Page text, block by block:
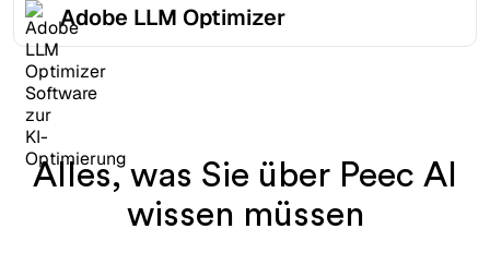
Adobe LLM Optimizer
Alles, was Sie über Peec AI
wissen müssen